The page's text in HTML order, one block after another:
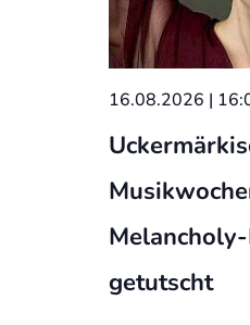
getutscht
16.08.2026 |